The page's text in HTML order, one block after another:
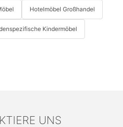
Hotelmöbel Großhandel
Kindermöbel
UNS